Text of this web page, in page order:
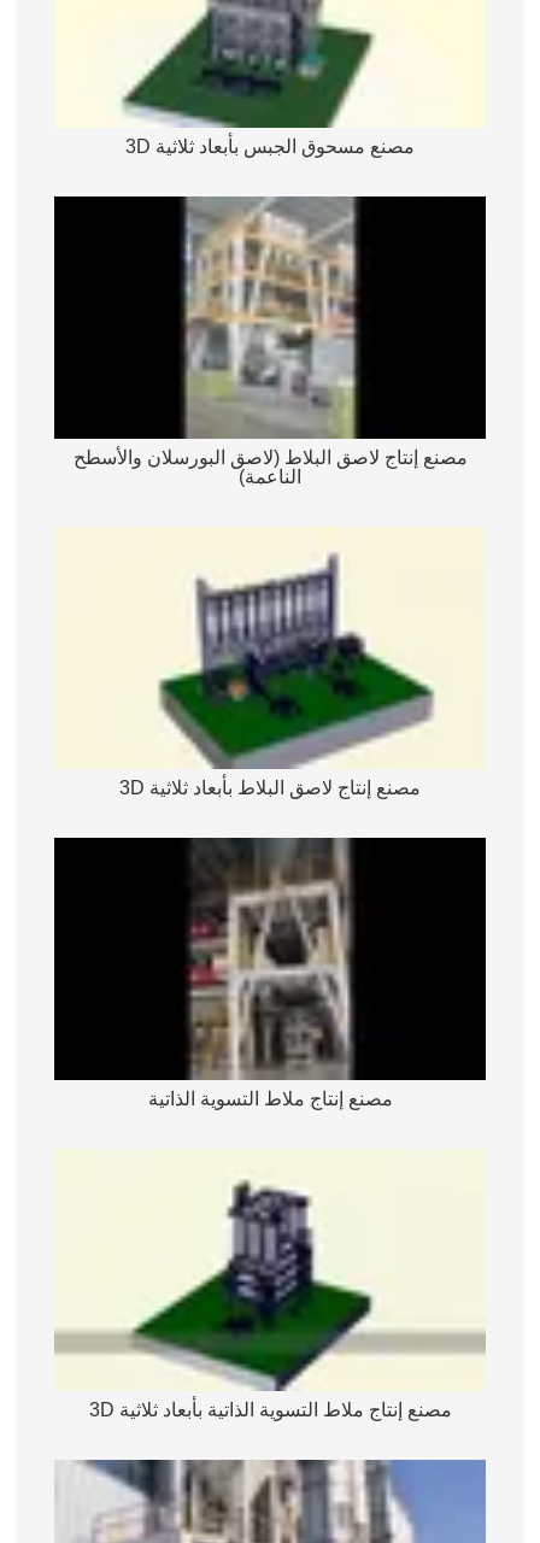
مصنع مسحوق الجبس بأبعاد ثلاثية 3D
مصنع إنتاج لاصق البلاط (لاصق البورسلان والأسطح
الناعمة)
مصنع إنتاج لاصق البلاط بأبعاد ثلاثية 3D
مصنع إنتاج ملاط التسوية الذاتية
مصنع إنتاج ملاط التسوية الذاتية بأبعاد ثلاثية 3D